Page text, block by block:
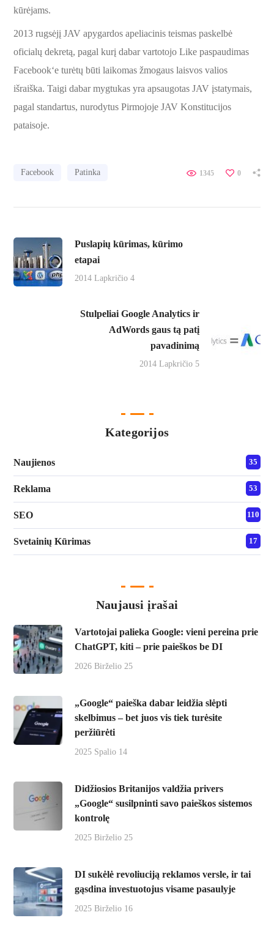
kūrėjams.
2013 rugsėjį JAV apygardos apeliacinis teismas paskelbė
oficialų dekretą, pagal kurį dabar vartotojo Like paspaudimas
Facebook‘e turėtų būti laikomas žmogaus laisvos valios
išraiška. Taigi dabar mygtukas yra apsaugotas JAV įstatymais,
pagal standartus, nurodytus Pirmojoje JAV Konstitucijos
pataisoje.
Facebook Patinka 0
1345
Puslapių kūrimas, kūrimo
etapai
2014 Lapkričio 4
Stulpeliai Google Analytics ir
AdWords gaus tą patį
pavadinimą
2014 Lapkričio 5
Kategorijos
Naujienos 35
Reklama 53
SEO 110
Svetainių Kūrimas 17
Naujausi įrašai
Vartotojai palieka Google: vieni pereina prie
ChatGPT, kiti – prie paieškos be DI
2026 Birželio 25
„Google“ paieška dabar leidžia slėpti
skelbimus – bet juos vis tiek turėsite
peržiūrėti
2025 Spalio 14
Didžiosios Britanijos valdžia privers
„Google“ susilpninti savo paieškos sistemos
kontrolę
2025 Birželio 25
DI sukėlė revoliuciją reklamos versle, ir tai
gąsdina investuotojus visame pasaulyje
2025 Birželio 16